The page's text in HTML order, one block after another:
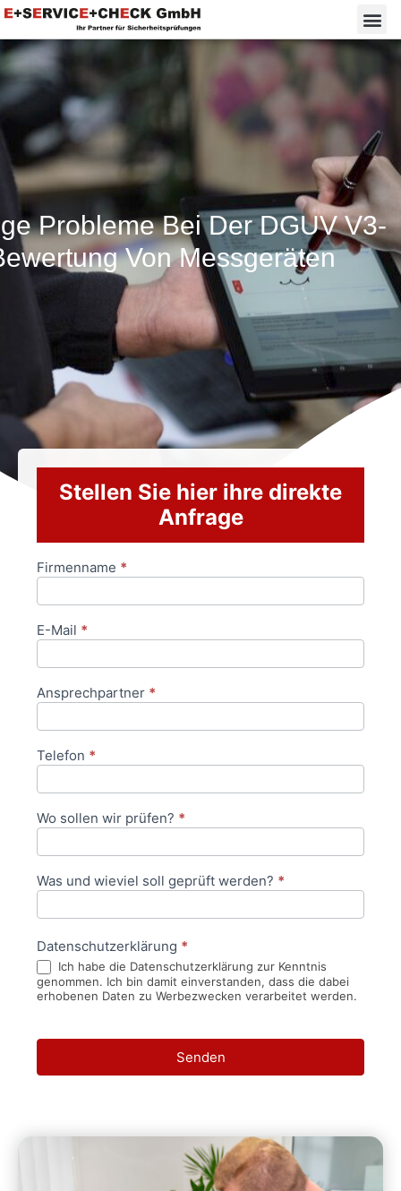
Probleme Bei Der DGUV V3-
Von Messgeräten
Stellen Sie hier ihre direkte
Anfrage
Anfrageformular
Firmenname *
E-Mail *
Ansprechpartner *
Telefon *
Wo sollen wir prüfen? *
Was und wieviel soll geprüft werden? *
Datenschutzerklärung *
Ich habe die Datenschutzerklärung zur Kenntnis
genommen. Ich bin damit einverstanden, dass die dabei
erhobenen Daten zu Werbezwecken verarbeitet werden.
Senden